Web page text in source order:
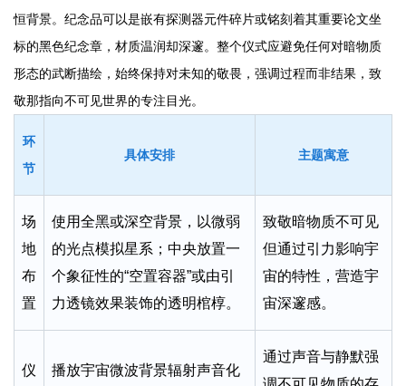
恒背景。纪念品可以是嵌有探测器元件碎片或铭刻着其重要论文坐
标的黑色纪念章，材质温润却深邃。整个仪式应避免任何对暗物质
形态的武断描绘，始终保持对未知的敬畏，强调过程而非结果，致
敬那指向不可见世界的专注目光。
环
节
具体安排 主题寓意
场
地
布
置
使用全黑或深空背景，以微弱
的光点模拟星系；中央放置一
个象征性的“空置容器”或由引
力透镜效果装饰的透明棺椁。
致敬暗物质不可见
但通过引力影响宇
宙的特性，营造宇
宙深邃感。
仪
播放宇宙微波背景辐射声音化
通过声音与静默强